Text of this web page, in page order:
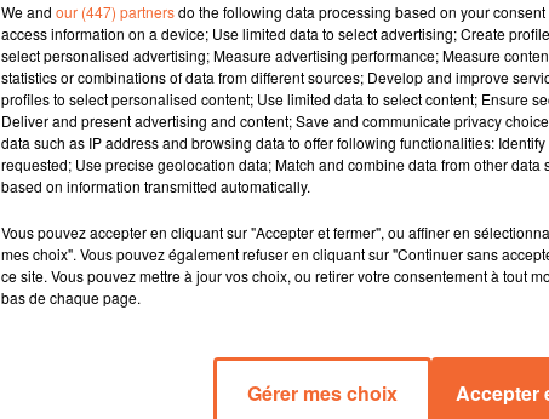
Qu'est-ce qu'on mange ?
Recette présentée par Hélène et Jacqueline.
We and our (447) partnersdo the following data processing based on your
access information on a device; Use limited data to select advertising; Create
select personalised advertising; Measure advertising performance; Measure
statistics or combinations of data from different sources; Develop and improve
profiles to select personalised content; Use limited data to select content; Ensure
Deliver and present advertising and content; Save and communicate privacy
data such as IP address and browsing data to offer following functionalities:
requested; Use precise geolocation data; Match and combine data from other
based on information transmitted automatically.
Vous pouvez accepter en cliquant sur "Accepter et fermer", ou affiner en
mes choix". Vous pouvez également refuser en cliquant sur "Continuer sans
ce site. Vous pouvez mettre à jour vos choix, ou retirer votre consentement à tout
bas de chaque page.
Gérer mes choix Accepter